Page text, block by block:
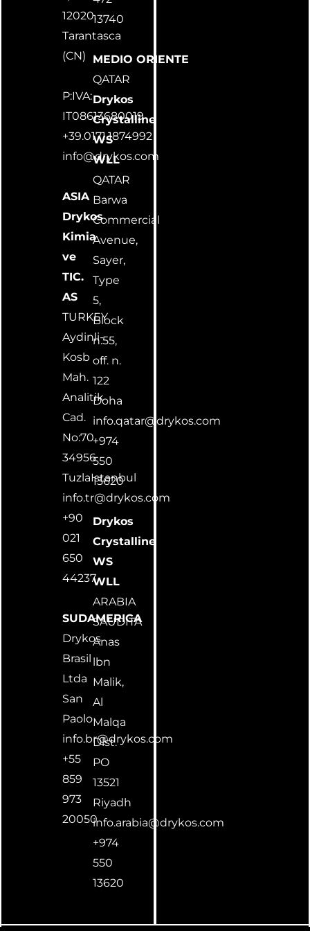
12020,
Tarantasca
(CN)
P:IVA:
IT08613680019
+39.0171.1874992
info@drykos.com
ASIA
Drykos
Kimia
ve
TIC.
AS
TURKEY
Aydinli-
Kosb
Mah.
Analitik
Cad.
No:70
34956
TuzlaIstanbul
info.tr@drykos.com
+90
021
650
44237
SUDAMERICA
Drykos
Brasil
Ltda
San
Paolo
info.br@drykos.com
+55
859
973
20050
13740
MEDIO ORIENTE
QATAR
Drykos
Crystalline
WS
WLL
QATAR
Barwa
Commercial
Avenue,
Sayer,
Type
5,
Block
n.55,
off. n.
122
Doha
info.qatar@drykos.com
+974
550
13620
Drykos
Crystalline
WS
WLL
ARABIA
SAUDITA
Anas
lbn
Malik,
Al
Malqa
Dlst.
PO
13521
Riyadh
info.arabia@drykos.com
+974
550
13620